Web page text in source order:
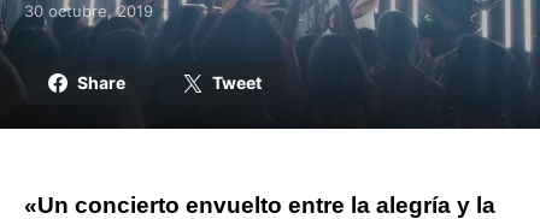
Posted on
30 octubre, 2019
Share Tweet
«Un concierto envuelto entre la alegría y la